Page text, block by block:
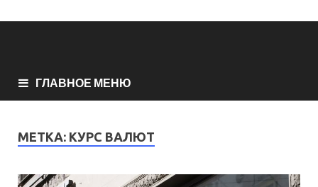
ГЛАВНОЕ МЕНЮ
МЕТКА: КУРС ВАЛЮТ